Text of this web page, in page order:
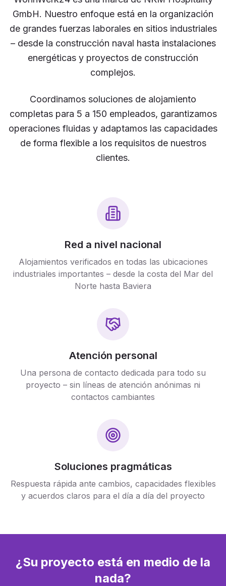
GmbH. Nuestro enfoque está en la organización
de grandes fuerzas laborales en sitios industriales
– desde la construcción naval hasta instalaciones
energéticas y proyectos de construcción
complejos.
Coordinamos soluciones de alojamiento
completas para 5 a 150 empleados, garantizamos
operaciones fluidas y adaptamos las capacidades
de forma flexible a los requisitos de nuestros
clientes.
Red a nivel nacional
Alojamientos verificados en todas las ubicaciones
industriales importantes – desde la costa del Mar del
Norte hasta Baviera
Atención personal
Una persona de contacto dedicada para todo su
proyecto – sin líneas de atención anónimas ni
contactos cambiantes
Soluciones pragmáticas
Respuesta rápida ante cambios, capacidades flexibles
y acuerdos claros para el día a día del proyecto
¿Su proyecto está en medio de la
nada?